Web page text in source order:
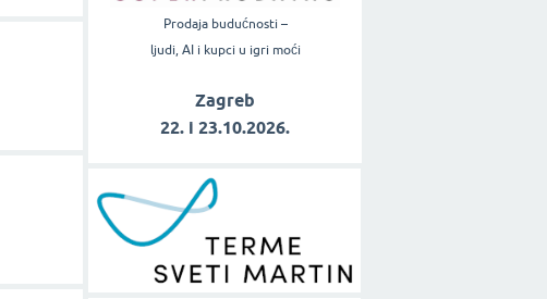
Prodaja budućnosti –
ljudi, AI i kupci u igri moći
Zagreb
22. i 23.10.2026.